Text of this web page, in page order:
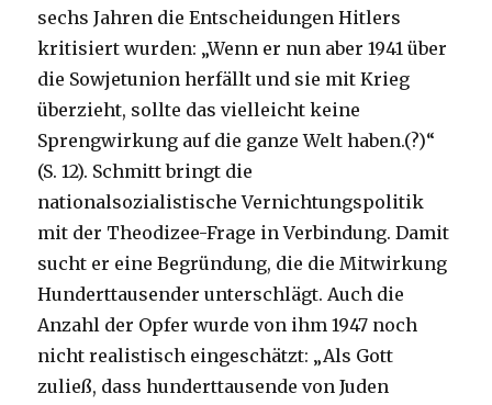
sechs Jahren die Entscheidungen Hitlers
kritisiert wurden: „Wenn er nun aber 1941 über
die Sowjetunion herfällt und sie mit Krieg
überzieht, sollte das vielleicht keine
Sprengwirkung auf die ganze Welt haben.(?)“
(S. 12). Schmitt bringt die
nationalsozialistische Vernichtungspolitik
mit der Theodizee-Frage in Verbindung. Damit
sucht er eine Begründung, die die Mitwirkung
Hunderttausender unterschlägt. Auch die
Anzahl der Opfer wurde von ihm 1947 noch
nicht realistisch eingeschätzt: „Als Gott
zuließ, dass hunderttausende von Juden